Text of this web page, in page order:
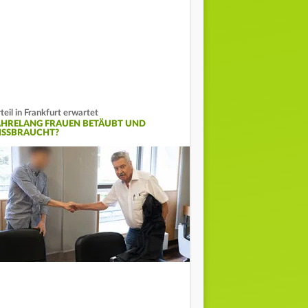
in Frankfurt erwartet
FRAUEN BETÄUBT UND